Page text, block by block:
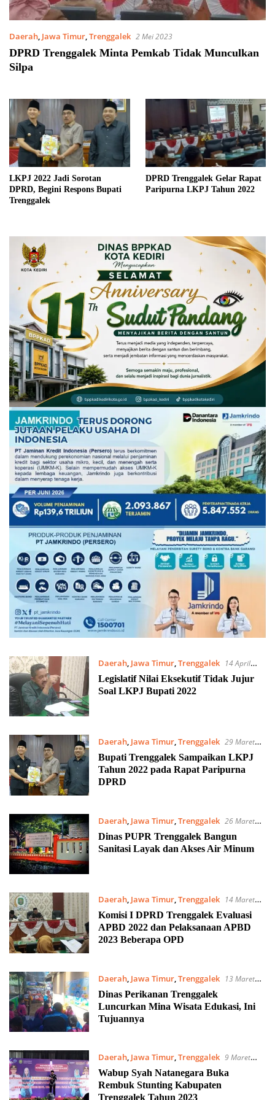
Daerah, Jawa Timur,Trenggalek 2 Mei 2023
DPRD Trenggalek Minta Pemkab Tidak Munculkan
Silpa
LKPJ 2022 Jadi Sorotan
DPRD, Begini Respons Bupati
Trenggalek
DPRD Trenggalek Gelar Rapat
Paripurna LKPJ Tahun 2022
Daerah, Jawa Timur,Trenggalek
14 April
2023
Legislatif Nilai Eksekutif Tidak Jujur
Soal LKPJ Bupati 2022
Daerah, Jawa Timur,Trenggalek 29 Maret
2023
Bupati Trenggalek Sampaikan LKPJ
Tahun 2022 pada Rapat Paripurna
DPRD
Daerah, Jawa Timur, Trenggalek 26 Maret
2023
Dinas PUPR Trenggalek Bangun
Sanitasi Layak dan Akses Air Minum
Daerah, Jawa Timur,Trenggalek
14 Maret
2023
Komisi I DPRD Trenggalek Evaluasi
APBD 2022 dan Pelaksanaan APBD
2023 Beberapa OPD
Daerah, Jawa Timur, Trenggalek
13 Maret
2023
Dinas Perikanan Trenggalek
Luncurkan Mina Wisata Edukasi, Ini
Tujuannya
Daerah, Jawa Timur,Trenggalek 9 Maret
2023
Wabup Syah Natanegara Buka
Rembuk Stunting Kabupaten
Trenggalek Tahun 2023